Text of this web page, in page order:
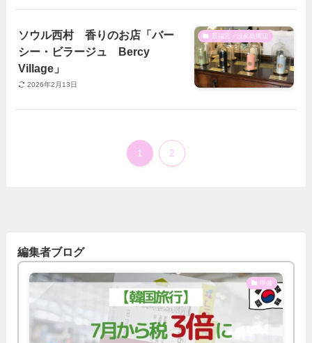
景福宮・汝矣島周辺
ソウル西村 香りのお店「バー
シー・ビラージュ Bercy
Village」
2026年2月13日
1 2
編集者ブログ
準備